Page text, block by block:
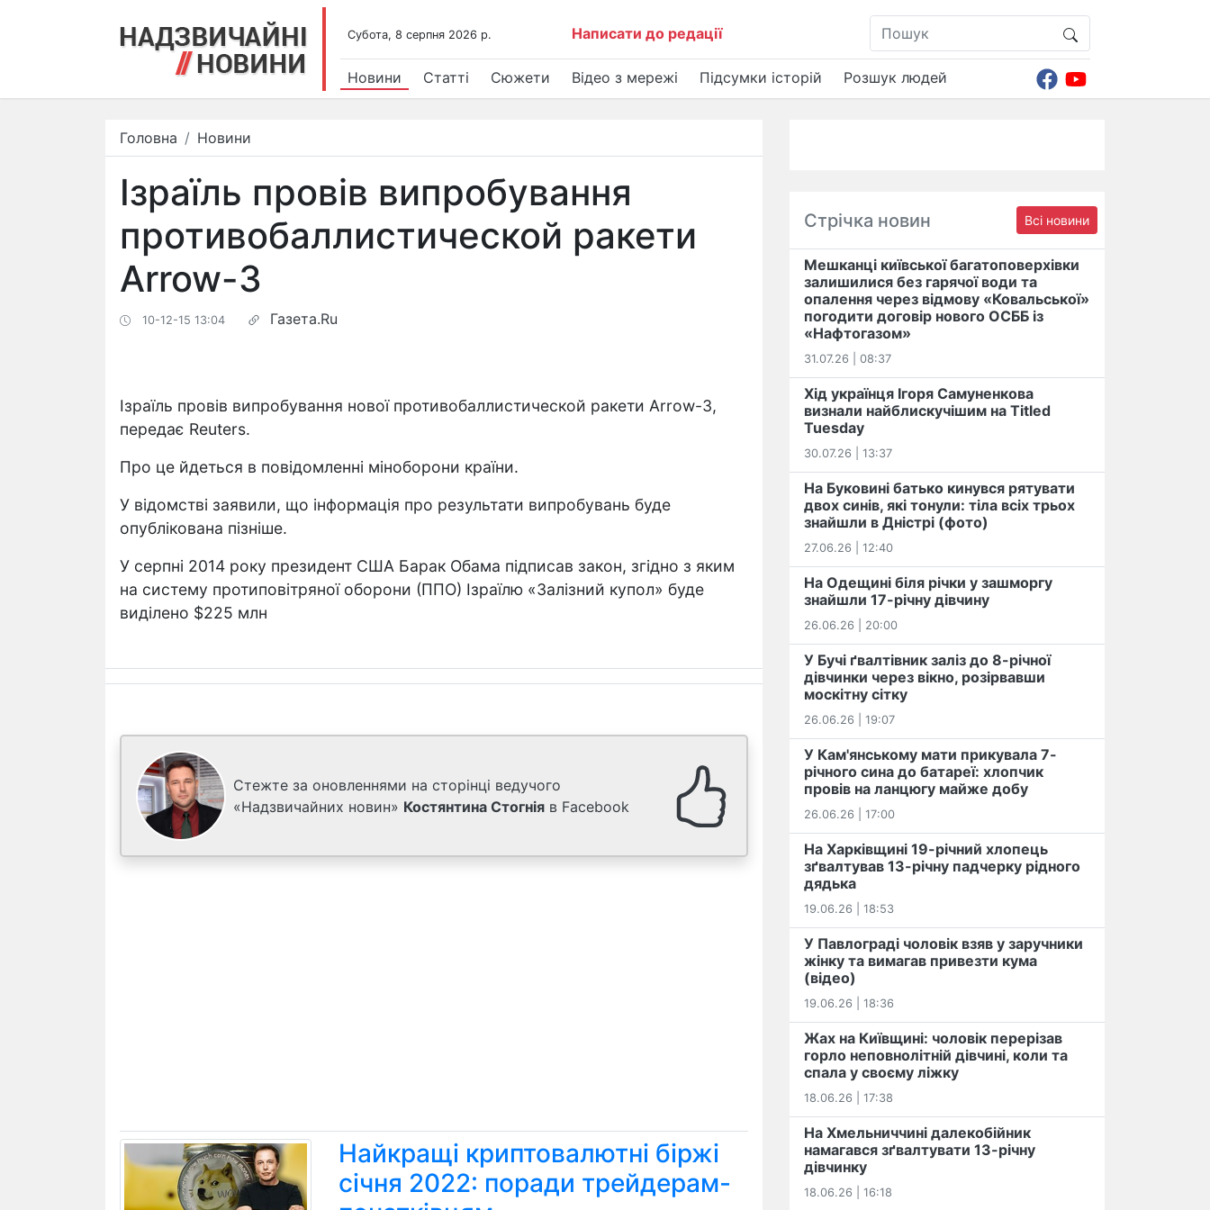
Субота, 8 серпня 2026 р. Написати до редації
Новини Статті Сюжети Відео з мережі Підсумки історій Розшук людей
Головна Новини
Ізраїль провів випробування
противобаллистической ракети
Arrow-3
10-12-15 13:04 Газета.Ru
Ізраїль провів випробування нової противобаллистической ракети Arrow-3,
передає Reuters.
Про це йдеться в повідомленні міноборони країни.
У відомстві заявили, що інформація про результати випробувань буде
опублікована пізніше.
У серпні 2014 року президент США Барак Обама підписав закон, згідно з яким
на систему протиповітряної оборони (ППО) Ізраїлю «Залізний купол» буде
виділено $225 млн
Стежте за оновленнями на сторінці ведучого
«Надзвичайних новин» Костянтина Стогнія в Facebook
Найкращі криптовалютні біржі
січня 2022: поради трейдерам-
Стрічка новин Всі новини
Мешканці київської багатоповерхівки
залишилися без гарячої води та
опалення через відмову «Ковальської»
погодити договір нового ОСББ із
«Нафтогазом»
31.07.26 | 08:37
Хід українця Ігоря Самуненкова
визнали найблискучішим на Titled
Tuesday
30.07.26 | 13:37
На Буковині батько кинувся рятувати
двох синів, які тонули: тіла всіх трьох
знайшли в Дністрі (фото)
27.06.26 | 12:40
На Одещині біля річки у зашморгу
знайшли 17-річну дівчину
26.06.26 | 20:00
У Бучі ґвалтівник заліз до 8-річної
дівчинки через вікно, розірвавши
москітну сітку
26.06.26 | 19:07
У Кам'янському мати прикувала 7-
річного сина до батареї: хлопчик
провів на ланцюгу майже добу
26.06.26 | 17:00
На Харківщині 19-річний хлопець​
️зґвалтував 13-річну падчерку рідного
дядька
19.06.26 | 18:53
У Павлограді чоловік взяв у заручники
жінку та вимагав привезти кума
(відео)
19.06.26 | 18:36
Жах на Київщині: чоловік перерізав
горло неповнолітній дівчині, коли та
спала у своєму ліжку
18.06.26 | 17:38
На Хмельниччині далекобійник
намагався зґвалтувати 13-річну
дівчинку
18.06.26 | 16:18